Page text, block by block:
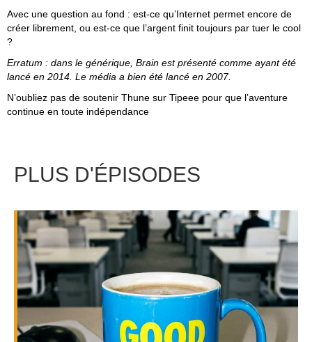
Avec une question au fond : est-ce qu’Internet permet encore de
créer librement, ou est-ce que l’argent finit toujours par tuer le cool
?
Erratum : dans le générique, Brain est présenté comme ayant été
lancé en 2014. Le média a bien été lancé en 2007.
N’oubliez pas de soutenir Thune sur Tipeee pour que l’aventure
continue en toute indépendance
PLUS D'ÉPISODES